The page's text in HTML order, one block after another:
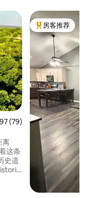
分 4.97 分（满分 5 分）
(79)
离
史遗
热门「房客推荐」
房客推荐